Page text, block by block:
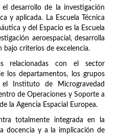
desarrollo de la investigación
y aplicada. La Escuela Técnica
y del Espacio es la Escuela
aeroespacial, desarrolla
bajo criterios de excelencia.
relacionadas con el sector
los departamentos, los grupos
Instituto de Microgravedad
de Operaciones y Soporte a
la Agencia Espacial Europea.
totalmente integrada en la
docencia y a la implicación de